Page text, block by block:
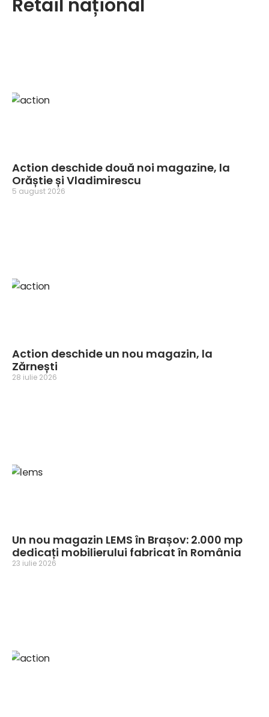
Retail național
Action deschide două noi magazine, la
Orăștie și Vladimirescu
5 august 2026
Action deschide un nou magazin, la
Zărnești
28 iulie 2026
Un nou magazin LEMS în Brașov: 2.000 mp
dedicați mobilierului fabricat în România
23 iulie 2026